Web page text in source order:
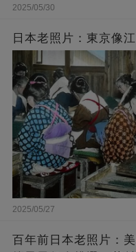
2025/05/30
日本老照片：東京像
2025/05/27
百年前日本老照片：